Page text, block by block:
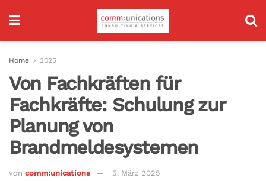
Home 2025
Von Fachkräften für
Fachkräfte: Schulung zur
Planung von
Brandmeldesystemen
von comm:unications 5. März 2025